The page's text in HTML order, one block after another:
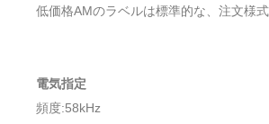
低価格AMのラベルは標準的な、注文様
電気指定
頻度:58kHz